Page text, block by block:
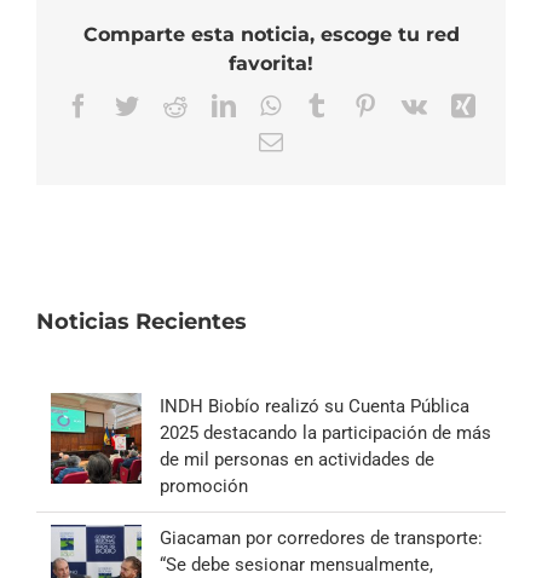
Comparte esta noticia, escoge tu red
favorita!
Facebook
TwitterRedditLinkedInWhatsApp
TumblrPinterest
Vk
Correo
Noticias Recientes
INDH Biobío realizó su Cuenta Pública
2025 destacando la participación de más
de mil personas en actividades de
promoción
Giacaman por corredores de transporte:
“Se debe sesionar mensualmente,